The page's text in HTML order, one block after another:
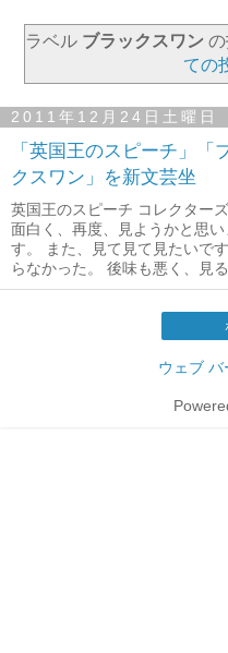
ラベル ブラックスワン
ての
2011年12月24日土曜日
「英国王のスピーチ」「
クスワン」を新文芸坐
英国王のスピーチ コレクター
面白く、再度、見ようかと思
す。 また、見て見て見たいで
らなかった。 後味も悪く、見
ウェブ